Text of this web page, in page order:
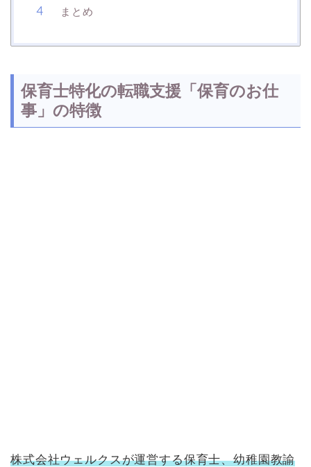
まとめ
保育士特化の転職支援「保育のお仕
事」の特徴
株式会社ウェルクスが運営する保育士、幼稚園教諭